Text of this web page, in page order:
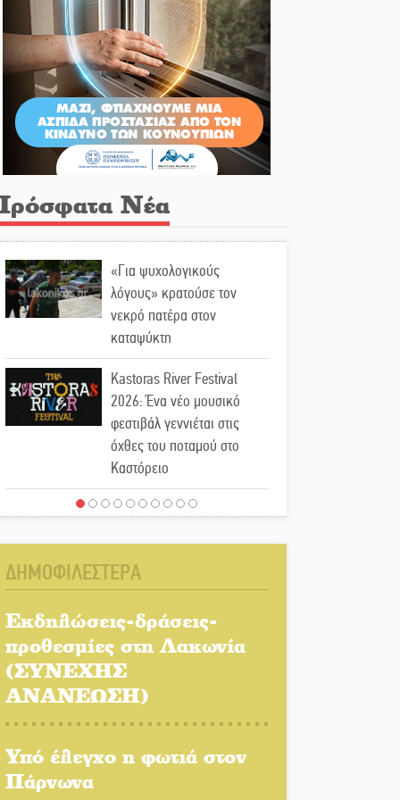
Νέα
«Για ψυχολογικούς
λόγους» κρατούσε τον
νεκρό πατέρα στον
καταψύκτη
Kastoras River Festival
2026: Ένα νέο μουσικό
φεστιβάλ γεννιέται στις
όχθες του ποταμού στο
Καστόρειο
Τα ζάρια παίρνουν «φωτιά»
Αυθεντικό γλέντι με «Γιορτή
Βραστού» στη Σοχά
Το τελεφερίκ της
Μονεμβασιάς στο τραπέζι
Πολιτισμός και παράδοση
ΔΗΜΟΦΙΛΕΣΤΕΡΑ
Εκδηλώσεις-δράσεις-
προθεσμίες στη Λακωνία
(ΣΥΝΕΧΗΣ
ΑΝΑΝΕΩΣΗ)
Υπό έλεγχο η φωτιά στον
Πάρνωνα